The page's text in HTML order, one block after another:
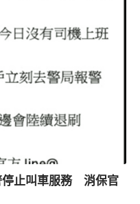
停止叫車服務 消保官